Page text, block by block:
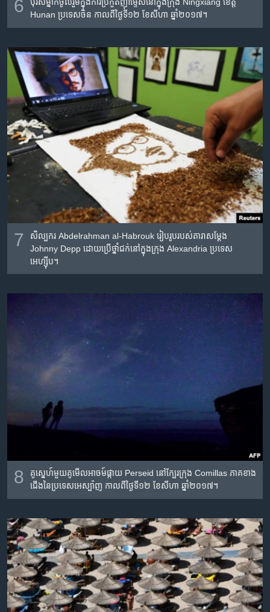
6
បុរស​ម្នាក់​ចូលរួម​ក្នុង​ការ​ប្រកួត​ញ៉ាំ​ម្ទេស​នៅ​ក្នុង​ក្រុង Ningxiang ខេត្ត
Hunan ប្រទេស​ចិន កាលពី​ថ្ងៃទី១២ ខែសីហា ឆ្នាំ២០១៧។
7
សិល្បករ Abdelrahman al-Habrouk រៀប​រូប​របស់​តារាសម្តែង
Johnny Depp ដោយ​ប្រើ​ថ្នាំ​ជក់​នៅ​ក្នុង​ក្រុង Alexandria ប្រទេស​
អេហ្ស៊ីប។
8
គូស្នេហ៍​មួយ​គូ​មើល​អាចម៍​ផ្កាយ Perseid នៅ​ក្បែរ​ក្រុង Comillas ភាគ​ខាង​
ជើង​នៃ​ប្រទេស​អេស្ប៉ាញ កាលពី​ថ្ងៃទី១២ ខែសីហា ឆ្នាំ២០១៧។